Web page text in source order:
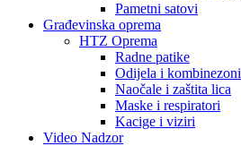
Pametni satovi
Građevinska oprema
HTZ Oprema
Radne patike
Odijela i kombinezoni
Naočale i zaštita lica
Maske i respiratori
Kacige i viziri
Video Nadzor